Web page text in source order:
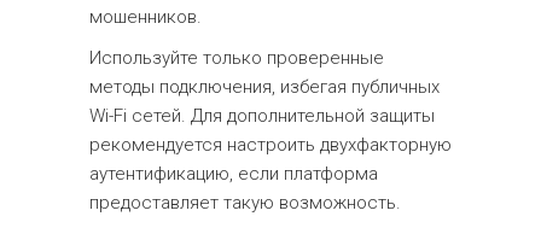
мошенников.
Используйте только проверенные
методы подключения, избегая публичных
Wi-Fi сетей. Для дополнительной защиты
рекомендуется настроить двухфакторную
аутентификацию, если платформа
предоставляет такую возможность.